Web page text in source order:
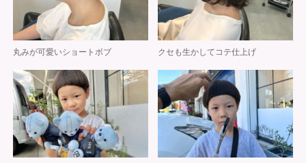
丸みが可愛いショートボブ クセも生かしてコテ仕上げ